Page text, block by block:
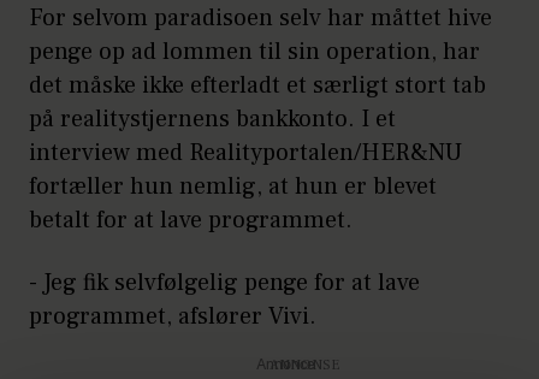
For selvom paradisoen selv har måttet hive
penge op ad lommen til sin operation, har
det måske ikke efterladt et særligt stort tab
på realitystjernens bankkonto. I et
interview med Realityportalen/HER&NU
fortæller hun nemlig, at hun er blevet
betalt for at lave programmet.
- Jeg fik selvfølgelig penge for at lave
programmet, afslører Vivi.
Annonce